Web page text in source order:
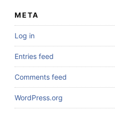
META
Log in
Entries feed
Comments feed
WordPress.org